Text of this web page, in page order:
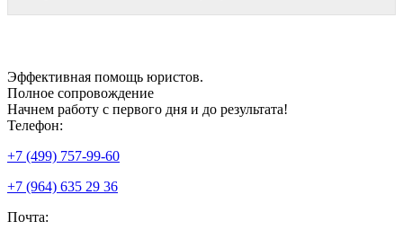
Эффективная помощь юристов.
Полное сопровождение
Начнем работу с первого дня и до результата!
Телефон:
+7 (499) 757-99-60
+7 (964) 635 29 36
Почта: